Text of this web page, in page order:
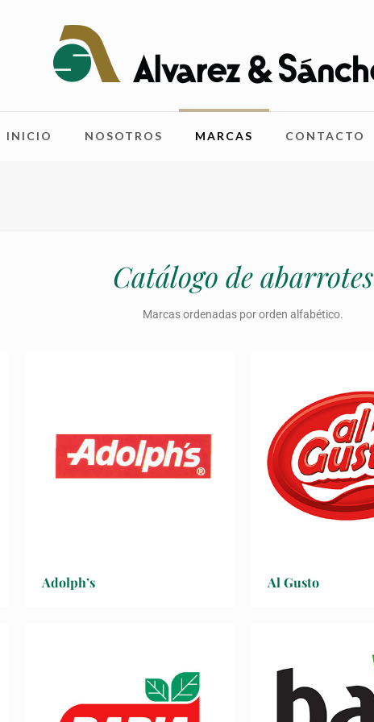
INICIO NOSOTROS MARCAS CONTACTO
Catálogo de abarrotes
Marcas ordenadas por orden alfabético.
Adolph’s Al Gusto